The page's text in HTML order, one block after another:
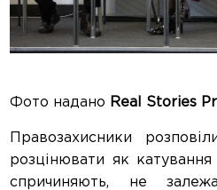
Фото надано Real Stories
Правозахисники
розцінювати як
спричиняють, не